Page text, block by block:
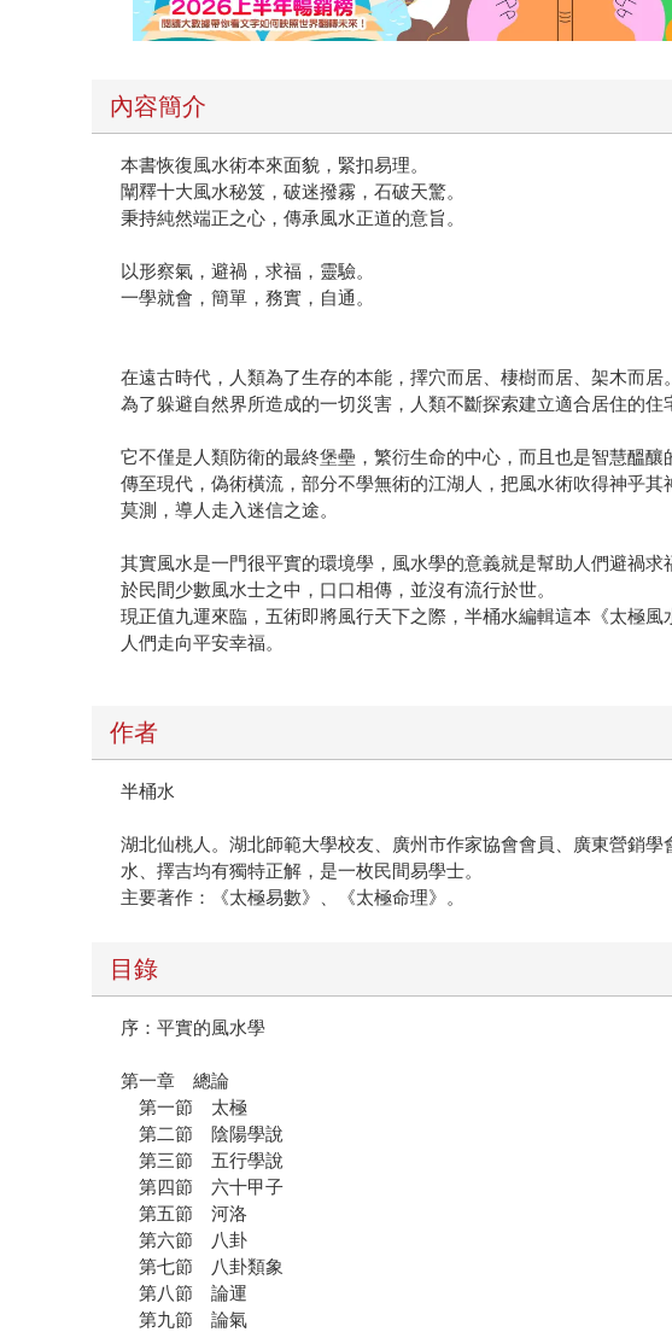
內容簡介
本書恢復風水術本來面貌，緊扣易理。
闡釋十大風水秘笈，破迷撥霧，石破天驚。
秉持純然端正之心，傳承風水正道的意旨。
以形察氣，避禍，求福，靈驗。
一學就會，簡單，務實，自通。
在遠古時代，人類為了生存的本能，擇穴而居、棲樹而居、架木而居。
為了躲避自然界所造成的一切災害，人類不斷探索建立適合居住的住
它不僅是人類防衛的最終堡壘，繁衍生命的中心，而且也是智慧醞釀
傳至現代，偽術橫流，部分不學無術的江湖人，把風水術吹得神乎
莫測，導人走入迷信之途。
其實風水是一門很平實的環境學，風水學的意義就是幫助人們避禍
於民間少數風水士之中，口口相傳，並沒有流行於世。
現正值九運來臨，五術即將風行天下之際，半桶水編輯這本《太極
人們走向平安幸福。
作者
半桶水
湖北仙桃人。湖北師範大學校友、廣州市作家協會會員、廣東營銷
水、擇吉均有獨特正解，是一枚民間易學士。
主要著作：《太極易數》、《太極命理》。
目錄
序：平實的風水學
第一章 總論
第一節 太極
第二節 陰陽學說
第三節 五行學說
第四節 六十甲子
第五節 河洛
第六節 八卦
第七節 八卦類象
第八節 論運
第九節 論氣